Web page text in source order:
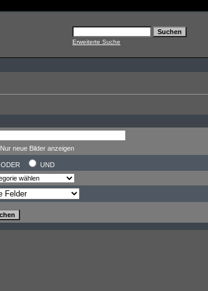
Erweiterte Suche
Nur neue Bilder anzeigen
ODER
UND